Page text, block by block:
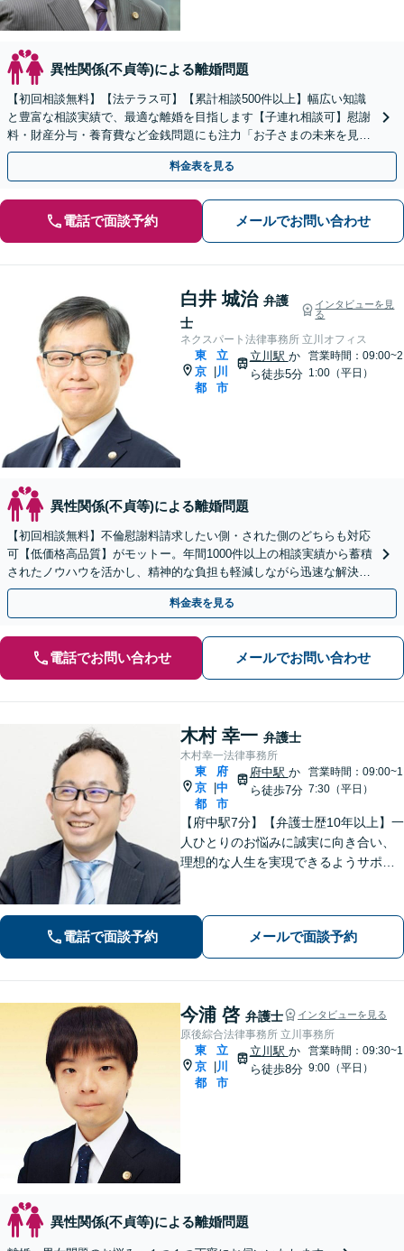
異性関係(不貞等)による離婚問題
【初回相談無料】【法テラス可】【累計相談500件以上】幅広い知識
と豊富な相談実績で、最適な離婚を目指します【子連れ相談可】慰謝
料・財産分与・養育費など金銭問題にも注力「お子さまの未来を見据
えたアドバイス」親権・面会交流にも対応【府中駅3分】
料金表を見る
電話で面談予約 メールでお問い合わせ
白井 城治 弁護
士
インタビューを見
る
ネクスパート法律事務所 立川オフィス
東
京
都
立
川
市
立川駅 か
ら徒歩5分
営業時間：09:00~2
1:00（平日）
異性関係(不貞等)による離婚問題
【初回相談無料】不倫慰謝料請求したい側・された側のどちらも対応
可【低価格高品質】がモットー。年間1000件以上の相談実績から蓄積
されたノウハウを活かし、精神的な負担も軽減しながら迅速な解決を
目指します。【休日・夜間相談あり】【ビデオ面談可】
料金表を見る
電話でお問い合わせ メールでお問い合わせ
木村 幸一 弁護士
木村幸一法律事務所
東
京
都
府
中
市
府中駅 か
ら徒歩7分
営業時間：09:00~1
7:30（平日）
【府中駅7分】【弁護士歴10年以上】一
人ひとりのお悩みに誠実に向き合い、
理想的な人生を実現できるようサポー
スピーディーに対処。 【夜間・休日の
対応可能】【オンライン面談可能】
電話で面談予約 メールで面談予約
今浦 啓 弁護士 インタビューを見る
原後綜合法律事務所 立川事務所
東
京
都
立
川
市
立川駅 か
ら徒歩8分
営業時間：09:30~1
9:00（平日）
異性関係(不貞等)による離婚問題